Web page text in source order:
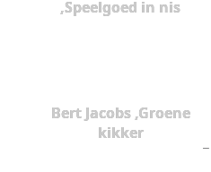
,Speelgoed in nis
Bert Jacobs ,Groene
kikker